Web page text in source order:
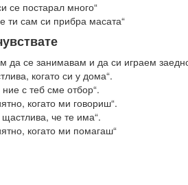
се постарал много“
ти сам си прибра масата“
да се занимавам и да си играем
когато си у дома“.
ние с теб сме отбор“.
когато ми говориш“.
че те има“.
когато ми помагаш“